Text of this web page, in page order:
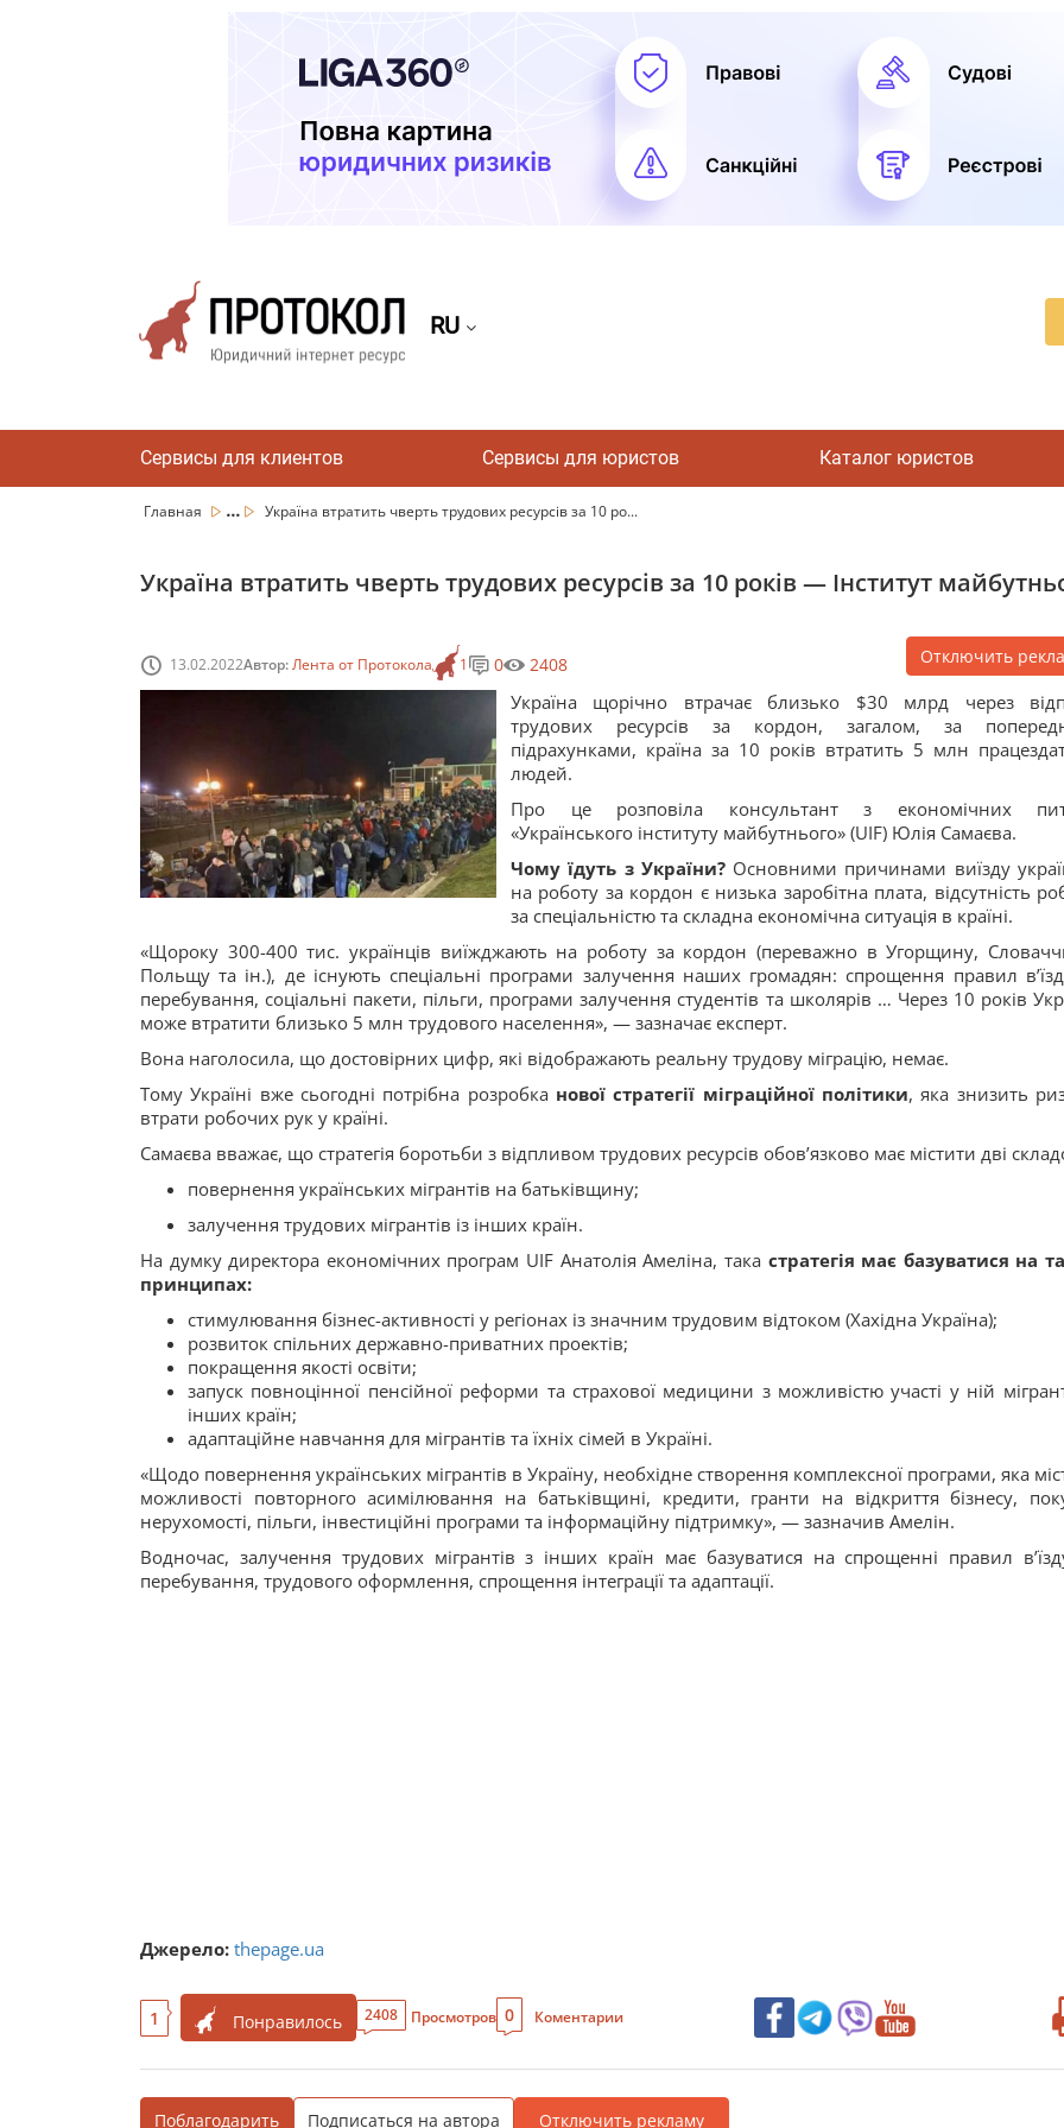
RU
Сервисы для клиентов Сервисы для юристов Каталог юристов
Главная ... Україна втратить чверть трудових ресурсів за 10 ро...
Україна втратить чверть трудових ресурсів за 10 років — Інститут
13.02.2022Автор:Лента от Протокола 1 0 2408 Отключить
Україна щорічно втрачає близько $30 млрд через
трудових ресурсів за кордон, загалом, за
підрахунками, країна за 10 років втратить 5 млн
людей.
Про це розповіла консультант з економічних
«Українського інституту майбутнього» (UIF) Юлія Самаєва.
Чому їдуть з України?Основними причинами виїзду
на роботу за кордон є низька заробітна плата, відсутність
за спеціальністю та складна економічна ситуація в країні.
«Щороку 300-400 тис. українців виїжджають на роботу за кордон (переважно в Угорщину,
Польщу та ін.), де існують спеціальні програми залучення наших громадян: спрощення правил
перебування, соціальні пакети, пільги, програми залучення студентів та школярів … Через 10 років
може втратити близько 5 млн трудового населення», — зазначає експерт.
Вона наголосила, що достовірних цифр, які відображають реальну трудову міграцію, немає.
Тому Україні вже сьогодні потрібна розробка нової стратегії міграційної політики, яка знизить
втрати робочих рук у країні.
Самаєва вважає, що стратегія боротьби з відпливом трудових ресурсів обов’язково має містити дві
повернення українських мігрантів на батьківщину;
залучення трудових мігрантів із інших країн.
На думку директора економічних програм UIF Анатолія Амеліна, така стратегія має базуватися на
принципах:
стимулювання бізнес-активності у регіонах із значним трудовим відтоком (Хахідна Україна);
розвиток спільних державно-приватних проектів;
покращення якості освіти;
запуск повноцінної пенсійної реформи та страхової медицини з можливістю участі у ній
інших країн;
адаптаційне навчання для мігрантів та їхніх сімей в Україні.
«Щодо повернення українських мігрантів в Україну, необхідне створення комплексної програми, яка
можливості повторного асимілювання на батьківщині, кредити, гранти на відкриття бізнесу,
нерухомості, пільги, інвестиційні програми та інформаційну підтримку», — зазначив Амелін.
Водночас, залучення трудових мігрантів з інших країн має базуватися на спрощенні правил
перебування, трудового оформлення, спрощення інтеграції та адаптації.
Джерело: thepage.ua
1 Понравилось 2408 Просмотров 0 Коментарии
Поблагодарить Подписаться на автора Отключить рекламу